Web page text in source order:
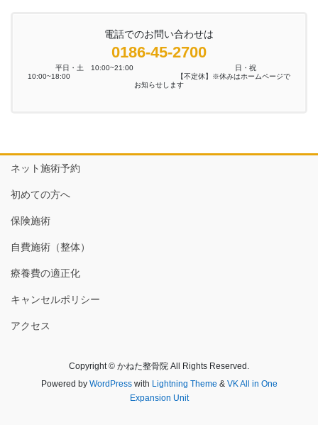
電話でのお問い合わせは
0186-45-2700
平日・土 10:00~21:00 日・祝
10:00~18:00 【不定休】※休みはホームページで
お知らせします
ネット施術予約
初めての方へ
保険施術
自費施術（整体）
療養費の適正化
キャンセルポリシー
アクセス
Copyright © かねた整骨院 All Rights Reserved.
Powered by WordPresswith Lightning Theme & VK All in One
Expansion Unit